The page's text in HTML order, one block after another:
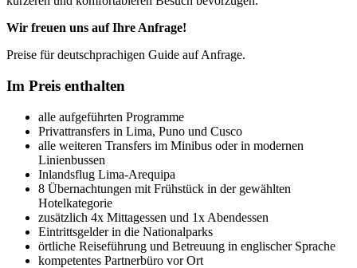
Wir freuen uns auf Ihre Anfrage!
Preise für deutschprachigen Guide auf Anfrage.
Im Preis enthalten
alle aufgeführten Programme
Privattransfers in Lima, Puno und Cusco
alle weiteren Transfers im Minibus oder in modernen
Linienbussen
Inlandsflug Lima-Arequipa
8 Übernachtungen mit Frühstück in der gewählten
Hotelkategorie
zusätzlich 4x Mittagessen und 1x Abendessen
Eintrittsgelder in die Nationalparks
örtliche Reiseführung und Betreuung in englischer Sprache
kompetentes Partnerbüro vor Ort